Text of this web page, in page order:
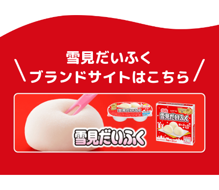
雪見だいふく
ブランドサイトはこちら